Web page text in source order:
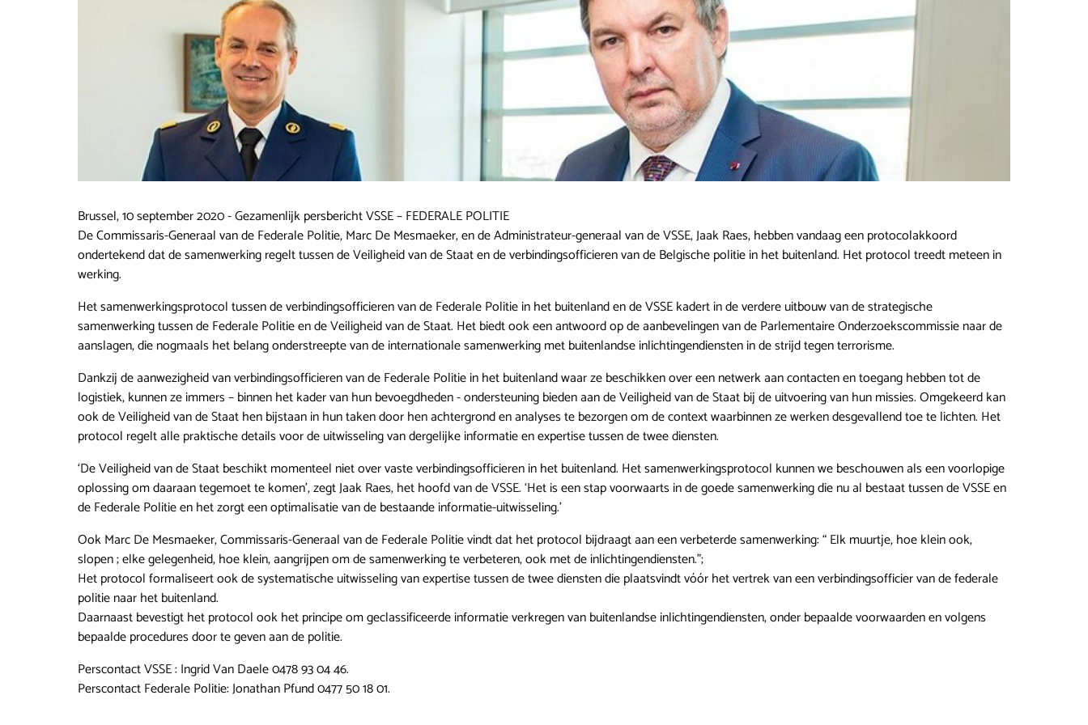
Brussel, 10 september 2020 - Gezamenlijk persbericht VSSE – FEDERALE POLITIE
De Commissaris-Generaal van de Federale Politie, Marc De Mesmaeker, en de Administrateur-generaal van de VSSE, Jaak Raes, hebben vandaag een protocolakkoord
ondertekend dat de samenwerking regelt tussen de Veiligheid van de Staat en de verbindingsofficieren van de Belgische politie in het buitenland. Het protocol treedt meteen in
werking.
Het samenwerkingsprotocol tussen de verbindingsofficieren van de Federale Politie in het buitenland en de VSSE kadert in de verdere uitbouw van de strategische
samenwerking tussen de Federale Politie en de Veiligheid van de Staat. Het biedt ook een antwoord op de aanbevelingen van de Parlementaire Onderzoekscommissie naar de
aanslagen, die nogmaals het belang onderstreepte van de internationale samenwerking met buitenlandse inlichtingendiensten in de strijd tegen terrorisme.
Dankzij de aanwezigheid van verbindingsofficieren van de Federale Politie in het buitenland waar ze beschikken over een netwerk aan contacten en toegang hebben tot de
logistiek, kunnen ze immers – binnen het kader van hun bevoegdheden - ondersteuning bieden aan de Veiligheid van de Staat bij de uitvoering van hun missies. Omgekeerd kan
ook de Veiligheid van de Staat hen bijstaan in hun taken door hen achtergrond en analyses te bezorgen om de context waarbinnen ze werken desgevallend toe te lichten. Het
protocol regelt alle praktische details voor de uitwisseling van dergelijke informatie en expertise tussen de twee diensten.
‘De Veiligheid van de Staat beschikt momenteel niet over vaste verbindingsofficieren in het buitenland. Het samenwerkingsprotocol kunnen we beschouwen als een voorlopige
oplossing om daaraan tegemoet te komen’, zegt Jaak Raes, het hoofd van de VSSE. ‘Het is een stap voorwaarts in de goede samenwerking die nu al bestaat tussen de VSSE en
de Federale Politie en het zorgt een optimalisatie van de bestaande informatie-uitwisseling.’
Ook Marc De Mesmaeker, Commissaris-Generaal van de Federale Politie vindt dat het protocol bijdraagt aan een verbeterde samenwerking: “ Elk muurtje, hoe klein ook,
slopen ; elke gelegenheid, hoe klein, aangrijpen om de samenwerking te verbeteren, ook met de inlichtingendiensten.”;
Het protocol formaliseert ook de systematische uitwisseling van expertise tussen de twee diensten die plaatsvindt vóór het vertrek van een verbindingsofficier van de federale
politie naar het buitenland.
Daarnaast bevestigt het protocol ook het principe om geclassificeerde informatie verkregen van buitenlandse inlichtingendiensten, onder bepaalde voorwaarden en volgens
bepaalde procedures door te geven aan de politie.
Perscontact VSSE : Ingrid Van Daele 0478 93 04 46.
Perscontact Federale Politie: Jonathan Pfund 0477 50 18 01.